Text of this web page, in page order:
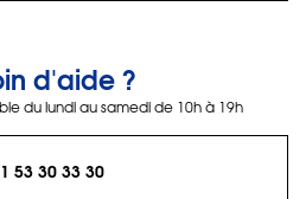
d'aide ?
du lundi au samedi de 10h à 19h
53 30 33 30